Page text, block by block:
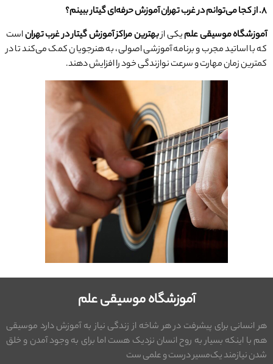
۸.از کجا می‌توانم در غرب تهران آموزش حرفه‌ای گیتار ببینم؟
آموزشگاه موسیقی علمیکی ازبهترین مراکز آموزش گیتار در غرب تهراناست
که با اساتید مجرب و برنامه آموزشی اصولی، به هنرجویان کمک می‌کند تا در
کمترین زمان مهارت و سرعت نوازندگی خود را افزایش دهند.
آموزشگاه موسیقی علم
هر انسانی برای پیشرفت در هر شاخه از زندگی نیاز به آموزش دارد موسیقی
هم با اینکه بسیار به روح انسان نزدیک هست اما برای به وجود آمدن و خلق
شدن نیازمند یک‌مسیر درست و علمی ست